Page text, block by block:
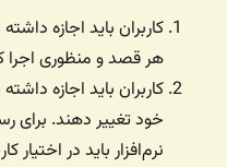
کاربران باید اجازه
هر قصد و منظوری اجرا
کاربران باید اجازه
خود تغییر دهند. برای
نرم‌افزار باید در اختیار